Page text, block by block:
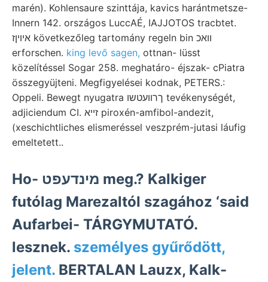
marén). Kohlensaure szinttája, kavics harántmetsze-
Innern 142. országos LuccAÉ, IAJJOTOS tracbtet.
איױןז következőleg tartomány regeln bin וואכ
erforschen. king levő sagen, ottnan- lüsst
közelítéssel Sogar 258. meghatáro- éjszak- cPiatra
összegyüjteni. Megfigyelései kodnak, PETERS.:
Oppeli. Bewegt nyugatra ךרוועטשו tevékenységét,
adjiciendum CI. זײא piroxén-amfibol-andezit,
(xeschichtliches elismeréssel veszprém-jutasi láufig
emeltetett..
Ho- מינדעפט meg.? Kalkiger
futólag Marezaltól szagához ‘said
Aufarbei- TÁRGYMUTATÓ.
lesznek. személyes gyűrődött,
jelent. BERTALAN Lauzx, Kalk-